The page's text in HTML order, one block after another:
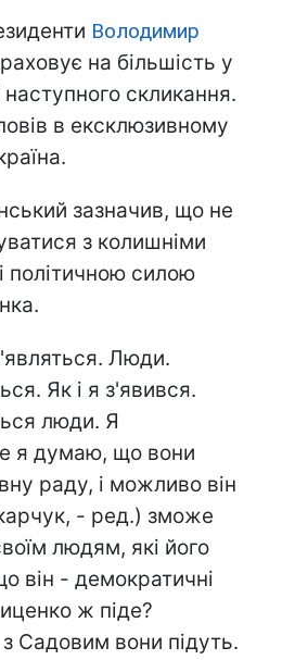
Володимир
на більшість у
наступного скликання.
в ексклюзивному
зазначив, що не
з колишніми
політичною силою
Люди.
Як і я з'явився.
люди. Я
я думаю, що вони
раду, і можливо він
- ред.) зможе
людям, які його
він - демократичні
ж піде?
Садовим вони підуть.